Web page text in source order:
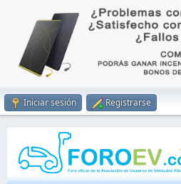
Iniciar sesión Registrarse